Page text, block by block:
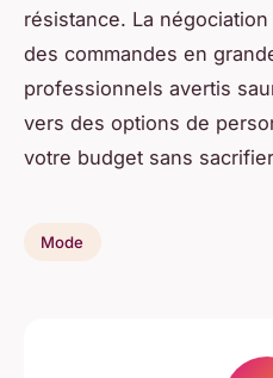
résistance. La
des commandes en
professionnels avertis
vers des options de
votre budget sans
Mode